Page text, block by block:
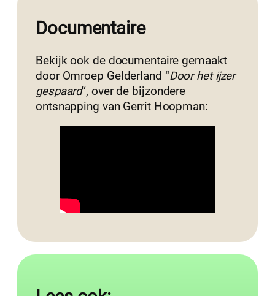
Documentaire
Bekijk ook de documentaire gemaakt
door Omroep Gelderland “Door het ijzer
gespaard“, over de bijzondere
ontsnapping van Gerrit Hoopman: